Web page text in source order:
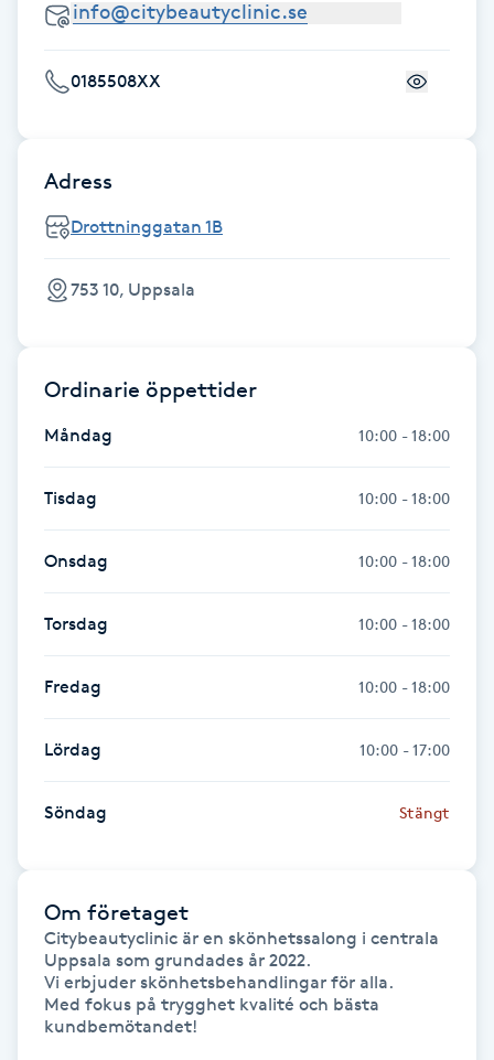
Hot yoga
Hudföryngring
Huduppstramning
Hyaluronsyra
Hypnos
Hårborttagning
Hårbottenbehandling
Hårförlängning
Hårvård
Hälsa
Hälsprickor
IPL hårborttagning
IR-massage
0185508XX
Adress
Drottninggatan 1B
753 10, Uppsala
Ordinarie öppettider
Måndag 10:00 - 18:00
Tisdag 10:00 - 18:00
Onsdag 10:00 - 18:00
Torsdag 10:00 - 18:00
Fredag 10:00 - 18:00
Lördag 10:00 - 17:00
Söndag Stängt
Om företaget
Citybeautyclinic är en skönhetssalong i centrala
Uppsala som grundades år 2022.
Vi erbjuder skönhetsbehandlingar för alla.
Med fokus på trygghet kvalité och bästa
kundbemötandet!